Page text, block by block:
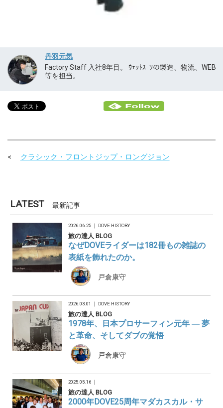
丹羽元気
Factory Staff 入社8年目。 ｳｪｯﾄｽｰﾂの製造、物流、WEB
等を担当。
クラシック・フロントジップ・ロングジョン
LATEST 最新記事
2026.06.25 ｜ DOVE HISTORY
旅の達人 BLOG
なぜDOVEライダーは182冊もの雑誌の
表紙を飾れたのか。
戸倉康守
2026.03.01 ｜ DOVE HISTORY
旅の達人 BLOG
1978年、日本プロサーフィン元年 ― 夢
と革命、そしてダブの覚悟
戸倉康守
2025.05.16 ｜
旅の達人 BLOG
2000年DOVE25周年マダカスカル・サ